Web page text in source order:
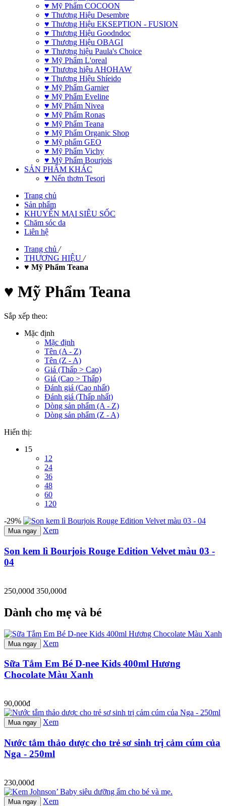
♥ Mỹ Phẩm COCOON
♥ Thương Hiệu Desembre
♥ Thương Hiệu EKSEPTION - FUSION
♥ Thương Hiệu Goodndoc
♥ Thương Hiệu OBAGI
♥ Thương hiệu Paula's Choice
♥ Mỹ Phẩm L'oreal
♥ Thương hiệu AHOHAW
♥ Thương Hiệu Shíeido
♥ Mỹ Phẩm Garnier
♥ Mỹ Phẩm Eveline
♥ Mỹ Phẩm Nivea
♥ Mỹ Phẩm Ronas
♥ Mỹ Phẩm Teana
♥ Mỹ Phẩm Organic Shop
♥ Mỹ phẩm GEO
♥ Mỹ Phẩm Vichy
♥ Mỹ Phẩm Bourjois
SẢN PHẨM KHÁC
♥ Nến thơm Tesori
Trang chủ
Sản phẩm
KHUYẾN MẠI SIÊU SỐC
Chăm sóc da
Liên hệ
Trang chủ /
THƯƠNG HIỆU /
♥ Mỹ Phẩm Teana
♥ Mỹ Phẩm Teana
Sắp xếp theo:
Mặc định
Mặc định
Tên (A - Z)
Tên (Z - A)
Giá (Thấp > Cao)
Giá (Cao > Thấp)
Đánh giá (Cao nhất)
Đánh giá (Thấp nhất)
Dòng sản phẩm (A - Z)
Dòng sản phẩm (Z - A)
Hiển thị:
15
12
24
36
48
60
120
-29%
Mua ngay Xem
Son kem lì Bourjois Rouge Edition Velvet màu 03 -
04
250,000đ 350,000đ
Dành cho mẹ và bé
Mua ngay Xem
Sữa Tắm Em Bé D-nee Kids 400ml Hương
Chocolate Màu Xanh
90,000đ
Mua ngay Xem
Nước tắm thảo dược cho trẻ sơ sinh trị cảm cúm của
Nga - 250ml
230,000đ
Mua ngay Xem